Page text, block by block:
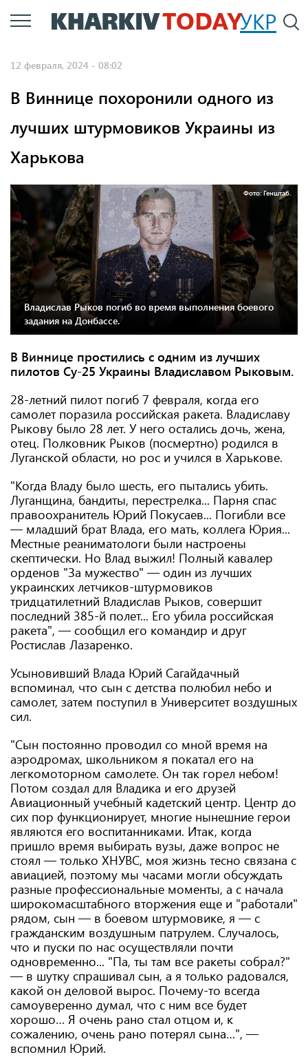
Перейти
к
УКР
12 февраля, 2024 - 08:02
В Виннице похоронили одного из
лучших штурмовиков Украины из
Харькова
Фото: Генштаб.
Владислав Рыков погиб во время выполнения боевого
задания на Донбассе.
В Виннице простились с одним из лучших
пилотов Су-25 Украины Владиславом Рыковым.
28-летний пилот погиб 7 февраля, когда его
самолет поразила российская ракета. Владиславу
Рыкову было 28 лет. У него остались дочь, жена,
отец. Полковник Рыков (посмертно) родился в
Луганской области, но рос и учился в Харькове.
"Когда Владу было шесть, его пытались убить.
Луганщина, бандиты, перестрелка... Парня спас
правоохранитель Юрий Покусаев... Погибли все
— младший брат Влада, его мать, коллега Юрия...
Местные реаниматологи были настроены
скептически. Но Влад выжил! Полный кавалер
орденов "За мужество" — один из лучших
украинских летчиков-штурмовиков
тридцатилетний Владислав Рыков, совершит
последний 385-й полет... Его убила российская
ракета", — сообщил его командир и друг
Ростислав Лазаренко.
Усыновивший Влада Юрий Сагайдачный
вспоминал, что сын с детства полюбил небо и
самолет, затем поступил в Университет воздушных
сил.
"Сын постоянно проводил со мной время на
аэродромах, школьником я покатал его на
легкомоторном самолете. Он так горел небом!
Потом создал для Владика и его друзей
Авиационный учебный кадетский центр. Центр до
сих пор функционирует, многие нынешние герои
являются его воспитанниками. Итак, когда
пришло время выбирать вузы, даже вопрос не
стоял — только ХНУВС, моя жизнь тесно связана с
авиацией, поэтому мы часами могли обсуждать
разные профессиональные моменты, а с начала
широкомасштабного вторжения еще и "работали"
рядом, сын — в боевом штурмовике, я — с
гражданским воздушным патрулем. Случалось,
что и пуски по нас осуществляли почти
одновременно... "Па, ты там все ракеты собрал?"
— в шутку спрашивал сын, а я только радовался,
какой он деловой вырос. Почему-то всегда
самоуверенно думал, что с ним все будет
хорошо… Я очень рано стал отцом и, к
сожалению, очень рано потерял сына…", —
вспомнил Юрий.